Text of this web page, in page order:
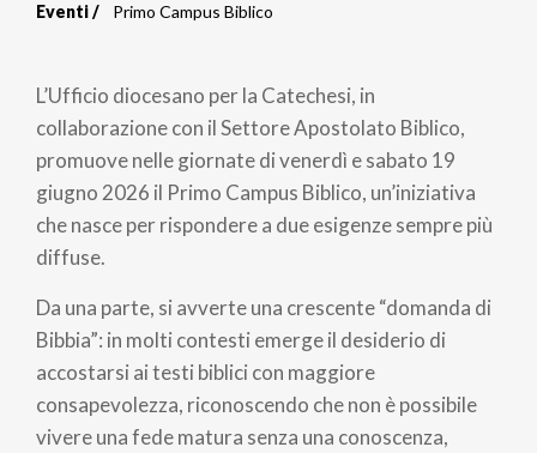
di
pane
Eventi Primo Campus Biblico
L’Ufficio diocesano per la Catechesi, in
collaborazione con il Settore Apostolato Biblico,
promuove nelle giornate di venerdì e sabato 19
giugno 2026 il Primo Campus Biblico, un’iniziativa
che nasce per rispondere a due esigenze sempre più
diffuse.
Da una parte, si avverte una crescente “domanda di
Bibbia”: in molti contesti emerge il desiderio di
accostarsi ai testi biblici con maggiore
consapevolezza, riconoscendo che non è possibile
vivere una fede matura senza una conoscenza,